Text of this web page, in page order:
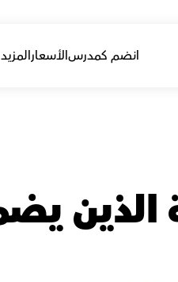
انضم كمدرسالأسعارالمزيد